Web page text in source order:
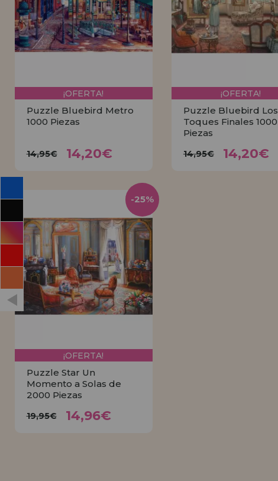
INFORMACIÓN
info@casadelpuzzle.com
¡OFERTA!
Puzzle Bluebird Metro
1000 Piezas
14,95€ 14,20€
¡OFERTA!
Puzzle Bluebird Los
Toques Finales 1000
Piezas
14,95€ 14,20€
¡OFERTA!
Puzzle Star Un
Momento a Solas de
2000 Piezas
19,95€ 14,96€
-25%